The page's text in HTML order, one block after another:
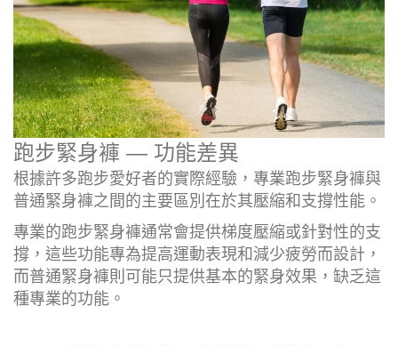
跑步緊身褲 — 功能差異
根據許多跑步愛好者的實際經驗，專業跑步緊身褲與
普通緊身褲之間的主要區別在於其壓縮和支撐性能。
專業的跑步緊身褲通常會提供梯度壓縮或針對性的支
撐，這些功能專為提高運動表現和減少疲勞而設計，
而普通緊身褲則可能只提供基本的緊身效果，缺乏這
種專業的功能。